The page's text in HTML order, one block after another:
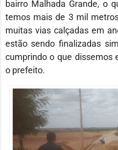
bairro Malhada Grande, o
temos mais de 3 mil
muitas vias calçadas em
estão sendo finalizadas
cumprindo o que dissemos
o prefeito.